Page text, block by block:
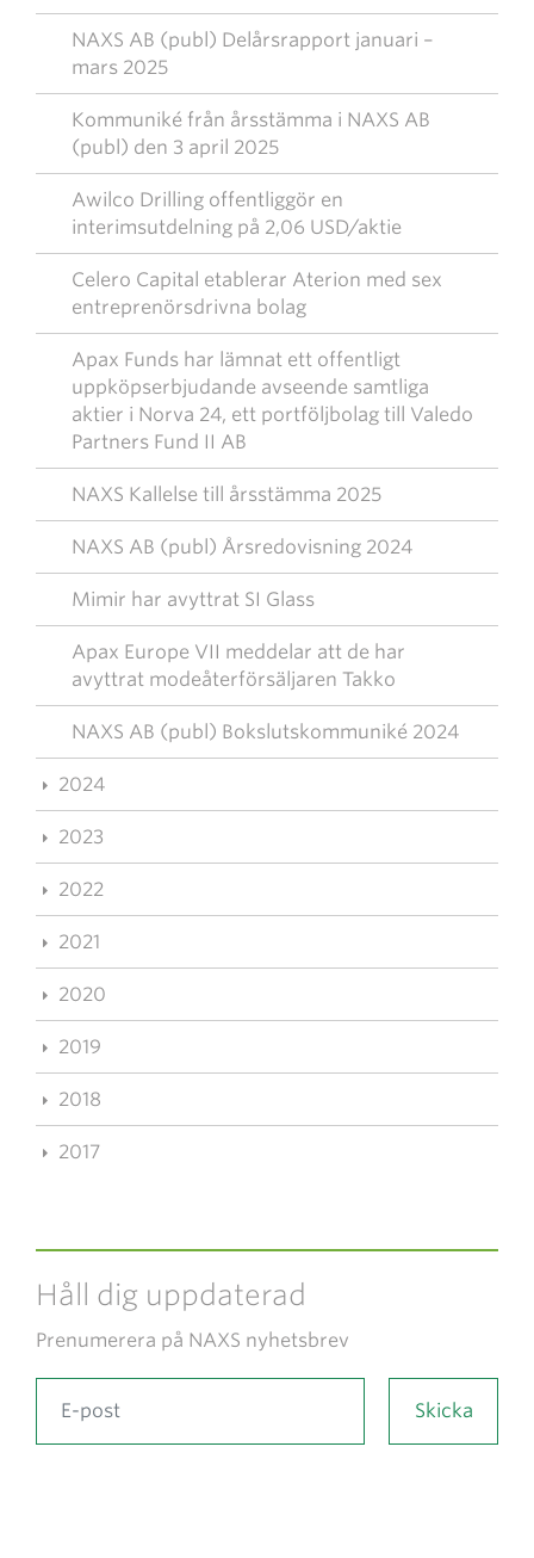
NAXS AB (publ) Delårsrapport januari –
mars 2025
Kommuniké från årsstämma i NAXS AB
(publ) den 3 april 2025
Awilco Drilling offentliggör en
interimsutdelning på 2,06 USD/aktie
Celero Capital etablerar Aterion med sex
entreprenörsdrivna bolag
Apax Funds har lämnat ett offentligt
uppköpserbjudande avseende samtliga
aktier i Norva 24, ett portföljbolag till Valedo
Partners Fund II AB
NAXS Kallelse till årsstämma 2025
NAXS AB (publ) Årsredovisning 2024
Mimir har avyttrat SI Glass
Apax Europe VII meddelar att de har
avyttrat modeåterförsäljaren Takko
NAXS AB (publ) Bokslutskommuniké 2024
2024
2023
2022
2021
2020
2019
2018
2017
Håll dig uppdaterad
Prenumerera på NAXS nyhetsbrev